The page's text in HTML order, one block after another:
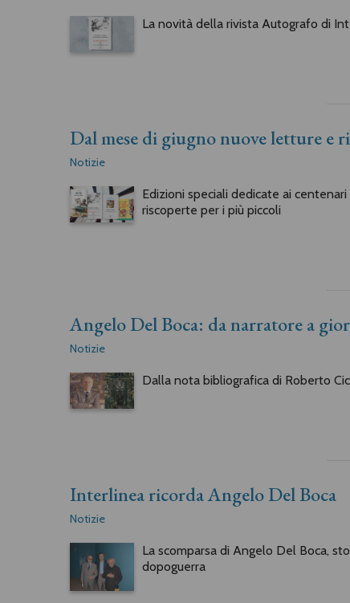
La novità della rivista Autografo di
Dal mese di giugno nuove letture e
Notizie
Edizioni speciali dedicate ai
riscoperte per i più piccoli
Angelo Del Boca: da narratore a
Notizie
Dalla nota bibliografica di Roberto
Interlinea ricorda Angelo Del Boca
Notizie
La scomparsa di Angelo Del Boca,
dopoguerra